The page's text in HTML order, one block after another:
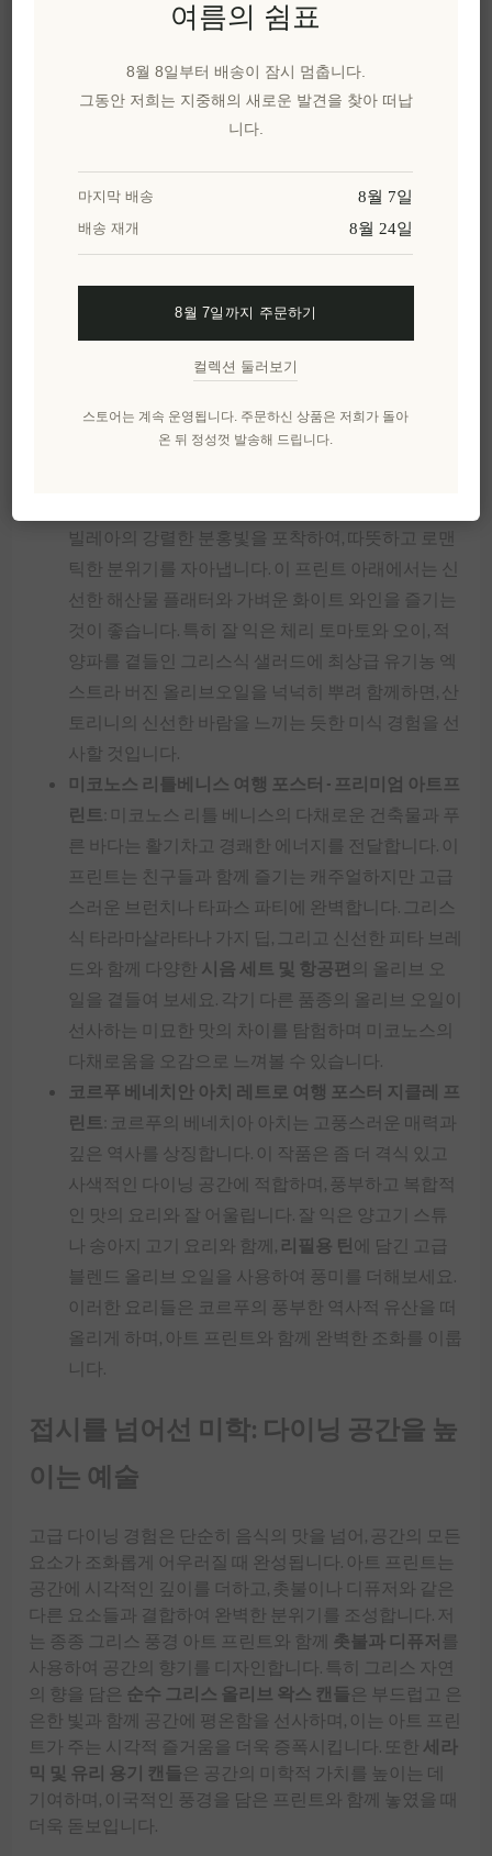
에게 그리스 문화에 대한 깊이 있는 이해를 제공합니다. 저
는 특히향을 첨가한 오일을 사용하여 이러한 경험을 더욱
풍부하게 만드는 것을 선호합니다. 레몬이나 오렌지 제스
상시키며, 이는 풍경화의 시각적 경험과 미각적 경험을 완
벽하게 연결합니다.
아이코닉한 풍경, 절묘한 맛: 제품 집중
조명
elenianna의 컬렉션은 단순한 아트 프린트가 아닌, 그리스의
영혼을 담은 창문입니다. 각 작품은 특정 지역의 독특한 에
상의 분위기를 선사합니다.
빌레아의 강렬한 분홍빛을 포착하여, 따뜻하고 로맨
틱한 분위기를 자아냅니다. 이 프린트 아래에서는 신
선한 해산물 플래터와 가벼운 화이트 와인을 즐기는
것이 좋습니다. 특히 잘 익은 체리 토마토와 오이, 적
양파를 곁들인 그리스식 샐러드에 최상급 유기농 엑
스트라 버진 올리브오일을 넉넉히 뿌려 함께하면, 산
토리니의 신선한 바람을 느끼는 듯한 미식 경험을 선
사할 것입니다.
미코노스 리틀베니스 여행 포스터 - 프리미엄 아트프
린트 : 미코노스 리틀 베니스의 다채로운 건축물과 푸
른 바다는 활기차고 경쾌한 에너지를 전달합니다. 이
프린트는 친구들과 함께 즐기는 캐주얼하지만 고급
스러운 브런치나 타파스 파티에 완벽합니다. 그리스
식 타라마살라타나 가지 딥, 그리고 신선한 피타 브레
드와 함께 다양한 시음 세트 및 항공편의 올리브 오
일을 곁들여 보세요. 각기 다른 품종의 올리브 오일이
선사하는 미묘한 맛의 차이를 탐험하며 미코노스의
다채로움을 오감으로 느껴볼 수 있습니다.
코르푸 베네치안 아치 레트로 여행 포스터 지클레 프
린트
: 코르푸의 베네치아 아치는 고풍스러운 매력과
깊은 역사를 상징합니다. 이 작품은 좀 더 격식 있고
사색적인 다이닝 공간에 적합하며, 풍부하고 복합적
인 맛의 요리와 잘 어울립니다. 잘 익은 양고기 스튜
나 송아지 고기 요리와 함께, 리필용 틴에 담긴 고급
블렌드 올리브 오일을 사용하여 풍미를 더해보세요.
이러한 요리들은 코르푸의 풍부한 역사적 유산을 떠
올리게 하며, 아트 프린트와 함께 완벽한 조화를 이룹
니다.
접시를 넘어선 미학: 다이닝 공간을 높
이는 예술
고급 다이닝 경험은 단순히 음식의 맛을 넘어, 공간의 모든
요소가 조화롭게 어우러질 때 완성됩니다. 아트 프린트는
공간에 시각적인 깊이를 더하고, 촛불이나 디퓨저와 같은
다른 요소들과 결합하여 완벽한 분위기를 조성합니다. 저
는 종종 그리스 풍경 아트 프린트와 함께 촛불과 디퓨저 를
사용하여 공간의 향기를 디자인합니다. 특히 그리스 자연
의 향을 담은 순수 그리스 올리브 왁스 캔들 은 부드럽고 은
은한 빛과 함께 공간에 평온함을 선사하며, 이는 아트 프린
트가 주는 시각적 즐거움을 더욱 증폭시킵니다. 또한 세라
믹 및 유리 용기 캔들 은 공간의 미학적 가치를 높이는 데
기여하며, 이국적인 풍경을 담은 프린트와 함께 놓였을 때
더욱 돋보입니다.
여름의 쉼표
8월 8일부터 배송이 잠시 멈춥니다.
그동안 저희는 지중해의 새로운 발견을 찾아 떠납
니다.
마지막 배송 8월 7일
배송 재개 8월 24일
8월 7일까지 주문하기
컬렉션 둘러보기
스토어는 계속 운영됩니다. 주문하신 상품은 저희가 돌아
온 뒤 정성껏 발송해 드립니다.